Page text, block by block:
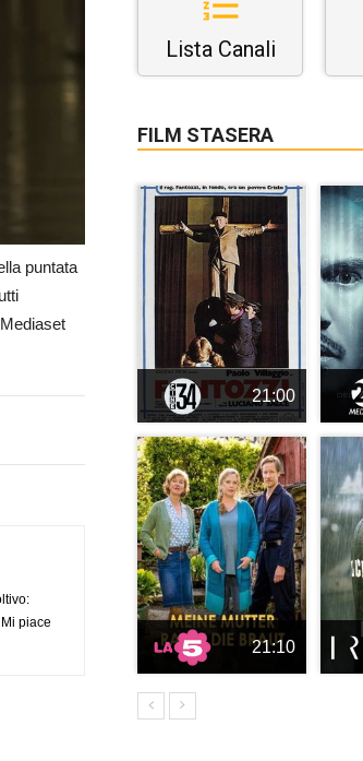
puntata
piace
Lista Canali
FILM STASERA
21:00
21:10